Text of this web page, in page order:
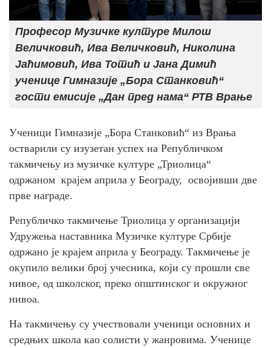
Професор Музичке културе Милош
Величковић, Ива Величковић, Николина
Јаћимовић, Ива Тотић и Јана Димић
ученице Гимназије „Бора Станковић“
гости емисије „Дан пред нама“ РТВ Врање
Ученици Гимназије „Бора Станковић“ из Врања
остварили су изузетан успех на Републичком
такмичењу из музичке културе „Триолица“
одржаном крајем априла у Београду, освојивши две
прве награде.
Републичко такмичење Триолица у организацији
Удружења наставника Музичке културе Србије
одржано је крајем априла у Београду. Такмичење је
окупило велики број учесника, који су прошли све
нивое, од школског, преко општинског и окружног
нивоа.
На такмичењу су учествовали ученици основних и
средњих школа као солисти у жанровима. Ученице